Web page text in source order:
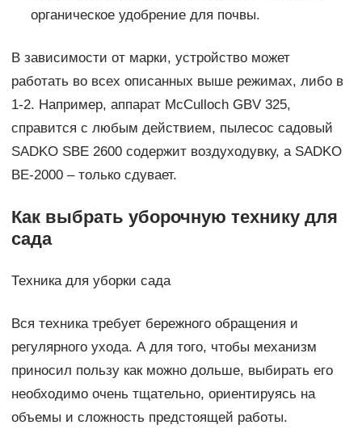
органическое удобрение для почвы.
В зависимости от марки, устройство может
работать во всех описанных выше режимах, либо в
1-2. Например, аппарат McCulloch GBV 325,
справится с любым действием, пылесос садовый
SADKO SBE 2600 содержит воздуходувку, а SADKO
BE-2000 – только сдувает.
Как выбрать уборочную технику для
сада
Техника для уборки сада
Вся техника требует бережного обращения и
регулярного ухода. А для того, чтобы механизм
приносил пользу как можно дольше, выбирать его
необходимо очень тщательно, ориентируясь на
объемы и сложность предстоящей работы.